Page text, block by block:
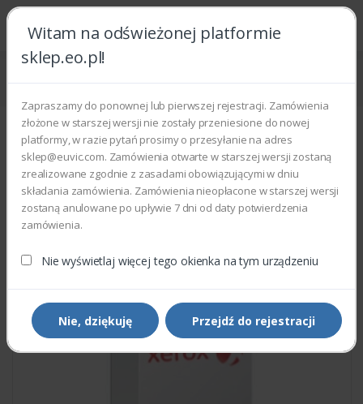
Witam na odświeżonej platformie
sklep.eo.pl!
Zapraszamy do ponownej lub pierwszej rejestracji. Zamówienia
złożone w starszej wersji nie zostały przeniesione do nowej
platformy, w razie pytań prosimy o przesyłanie na adres
sklep@euvic.com. Zamówienia otwarte w starszej wersji zostaną
zrealizowane zgodnie z zasadami obowiązującymi w dniu
składania zamówienia. Zamówienia nieopłacone w starszej wersji
zostaną anulowane po upływie 7 dni od daty potwierdzenia
zamówienia.
Nie wyświetlaj więcej tego okienka na tym urządzeniu
Nie, dziękuję Przejdź do rejestracji
Strona główna Części zamienne